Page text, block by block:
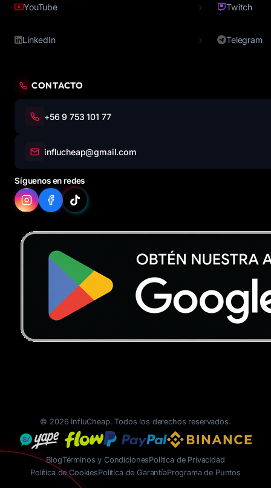
YouTube › Twitch
LinkedIn › Telegram
CONTACTO
+56 9 753 101 77
influcheap@gmail.com
Síguenos en redes
© 2026 InfluCheap. Todos los derechos reservados.
BlogTérminos y CondicionesPolítica de Privacidad
Política de CookiesPolítica de GarantíaPrograma de Puntos